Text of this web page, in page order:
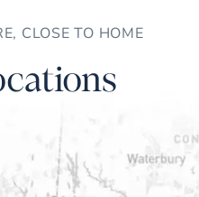
CLOSE TO HOME